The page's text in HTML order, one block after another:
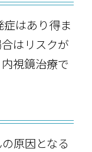
はあり得ま
はリスクが
視鏡治療で
原因となる